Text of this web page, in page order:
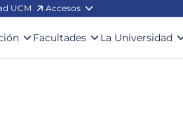
UCM Accesos
Facultades La Universidad